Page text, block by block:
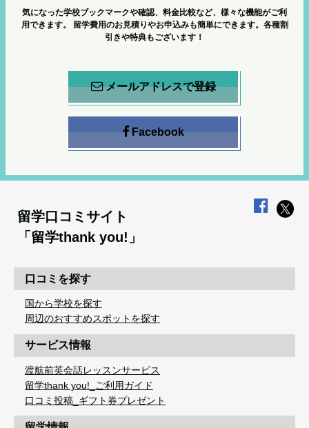
気になった学校ブックマークや確認、料金比較など、様々な機能がご利
用できます。
留学費用のお見積りやお申込みも簡単にできます。各種割
引きや特典もございます！
メールアドレスで登録
Facebook
留学口コミサイト
「留学thank you!」
口コミを探す
国から学校を探す
周辺のおすすめスポットを探す
サービス情報
渡航前英会話レッスンサービス
留学thank you!_ご利用ガイド
口コミ投稿_ギフト券プレゼント